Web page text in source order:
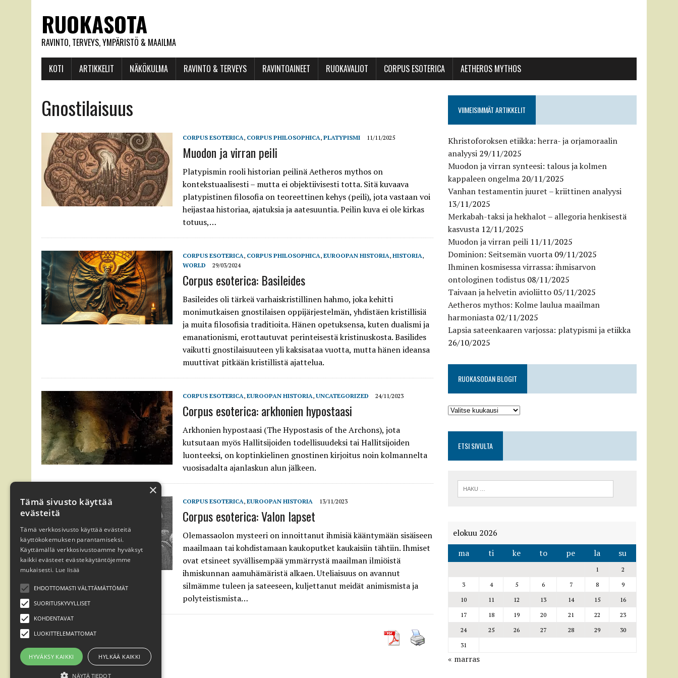
RUOKASOTA
RAVINTO, TERVEYS, YMPÄRISTÖ & MAAILMA
KOTI ARTIKKELIT NÄKÖKULMA RAVINTO & TERVEYS RAVINTOAINEET RUOKAVALIOT CORPUS ESOTERICA AETHEROS MYTHOS
Gnostilaisuus
CORPUS ESOTERICA, CORPUS PHILOSOPHICA, PLATYPISMI 11/11/2025
Muodon ja virran peili
Platypismin rooli historian peilinä Aetheros mythos on
kontekstuaalisesti – mutta ei objektiivisesti totta. Sitä kuvaava
platypistinen filosofia on teoreettinen kehys (peili), jota vastaan voi
heijastaa historiaa, ajatuksia ja aatesuuntia. Peilin kuva ei ole kirkas
totuus,…
CORPUS ESOTERICA, CORPUS PHILOSOPHICA, EUROOPAN HISTORIA, HISTORIA,
WORLD
29/03/2024
Corpus esoterica: Basileides
Basileides oli tärkeä varhaiskristillinen hahmo, joka kehitti
monimutkaisen gnostilaisen oppijärjestelmän, yhdistäen kristillisiä
ja muita filosofisia traditioita. Hänen opetuksensa, kuten dualismi ja
emanationismi, erottautuvat perinteisestä kristinuskosta. Basilides
vaikutti gnostilaisuuteen yli kaksisataa vuotta, mutta hänen ideansa
muuttivat pitkään kristillistä ajattelua.
CORPUS ESOTERICA, EUROOPAN HISTORIA, UNCATEGORIZED 24/11/2023
Corpus esoterica: arkhonien hypostaasi
Arkhonien hypostaasi (The Hypostasis of the Archons), jota
kutsutaan myös Hallitsijoiden todellisuudeksi tai Hallitsijoiden
luonteeksi, on koptinkielinen gnostinen kirjoitus noin kolmannelta
vuosisadalta ajanlaskun alun jälkeen.
CORPUS ESOTERICA, EUROOPAN HISTORIA 13/11/2023
Corpus esoterica: Valon lapset
Olemassaolon mysteeri on innoittanut ihmisiä kääntymään sisäiseen
maailmaan tai kohdistamaan kaukoputket kaukaisiin tähtiin. Ihmiset
ovat etsineet syvällisempää ymmärrystä maailman ilmiöistä
ihmiskunnan aamuhämäristä alkaen. Uteliaisuus on avannut
silmämme tuleen ja sateeseen, kuljettanut meidät animismista ja
polyteistismista…
VIIMEISIMMÄT ARTIKKELIT
Khristoforoksen etiikka: herra- ja orjamoraalin
analyysi 29/11/2025
Muodon ja virran synteesi: talous ja kolmen
kappaleen ongelma 20/11/2025
Vanhan testamentin juuret – kriittinen analyysi
13/11/2025
Merkabah-taksi ja hekhalot – allegoria henkisestä
kasvusta 12/11/2025
Muodon ja virran peili 11/11/2025
Dominion: Seitsemän vuorta 09/11/2025
Ihminen kosmisessa virrassa: ihmisarvon
ontologinen todistus 08/11/2025
Taivaan ja helvetin avioliitto 05/11/2025
Aetheros mythos: Kolme laulua maailman
harmoniasta 02/11/2025
Lapsia sateenkaaren varjossa: platypismi ja etiikka
26/10/2025
RUOKASODAN BLOGIT
ETSI SIVULTA
elokuu 2026
ma
ti ke to pe la su
1
2
3
4 5 6 7 8
9
10
11 12 13 14 15
16
17
18 19 20 21 22
23
24
25 26 27 28 29
30
31
« marras
×
Tämä sivusto käyttää
evästeitä
Tämä verkkosivusto käyttää evästeitä
käyttökokemuksen parantamiseksi.
Käyttämällä verkkosivustoamme hyväksyt
kaikki evästeet evästekäytäntöjemme
mukaisesti. Lue lisää
EHDOTTOMASTI VÄLTTÄMÄTTÖMÄT
SUORITUSKYVYLLISET
KOHDENTAVAT
LUOKITTELEMATTOMAT
HYVÄKSY KAIKKI HYLKÄÄ KAIKKI
NÄYTÄ TIEDOT